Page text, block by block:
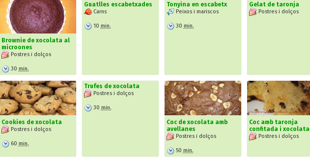
Brownie de xocolata al
microones
Postres i dolços
30 min.
Guatlles escabetxades
Carns
10 min.
Tonyina en escabetx
Peixos i mariscos
30 min.
Gelat de taronja
Postres i dolços
Cookies de xocolata
Postres i dolços
60 min.
Trufes de xocolata
Postres i dolços
30 min.
Coc de xocolata amb
avellanes
Postres i dolços
50 min.
Coc amb taronja
confitada i xocolata
Postres i dolços